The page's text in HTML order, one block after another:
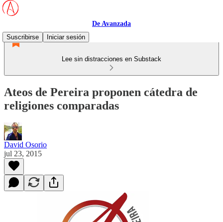
De Avanzada
Suscribirse
Iniciar sesión
Lee sin distracciones en Substack
Ateos de Pereira proponen cátedra de
religiones comparadas
David Osorio
jul 23, 2015